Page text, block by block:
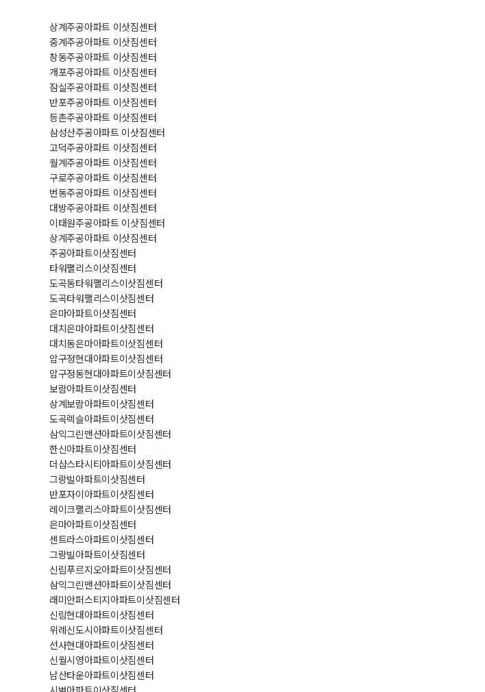
상계주공아파트 이삿짐센터
중계주공아파트 이삿짐센터
창동주공아파트 이삿짐센터
개포주공아파트 이삿짐센터
잠실주공아파트 이삿짐센터
반포주공아파트 이삿짐센터
등촌주공아파트 이삿짐센터
삼성산주공아파트 이삿짐센터
고덕주공아파트 이삿짐센터
월계주공아파트 이삿짐센터
구로주공아파트 이삿짐센터
번동주공아파트 이삿짐센터
대방주공아파트 이삿짐센터
이태원주공아파트 이삿짐센터
상계주공아파트 이삿짐센터
주공아파트이삿짐센터
타워팰리스이삿짐센터
도곡동타워팰리스이삿짐센터
도곡타워팰리스이삿짐센터
은마아파트이삿짐센터
대치은마아파트이삿짐센터
대치동은마아파트이삿짐센터
압구정현대아파트이삿짐센터
압구정동현대아파트이삿짐센터
보람아파트이삿짐센터
상계보람아파트이삿짐센터
도곡렉슬아파트이삿짐센터
삼익그린맨션아파트이삿짐센터
한신아파트이삿짐센터
더샵스타시티아파트이삿짐센터
그랑빌아파트이삿짐센터
반포자이아파트이삿짐센터
레이크팰리스아파트이삿짐센터
은마아파트이삿짐센터
센트라스아파트이삿짐센터
그랑빌아파트이삿짐센터
신림푸르지오아파트이삿짐센터
삼익그린맨션아파트이삿짐센터
래미안퍼스티지아파트이삿짐센터
신림현대아파트이삿짐센터
위례신도시아파트이삿짐센터
선사현대아파트이삿짐센터
신월시영아파트이삿짐센터
남산타운아파트이삿짐센터